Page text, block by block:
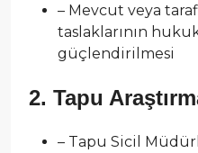
– Mevcut veya
taslaklarının
güçlendirilmesi
2. Tapu
– Tapu Sicil